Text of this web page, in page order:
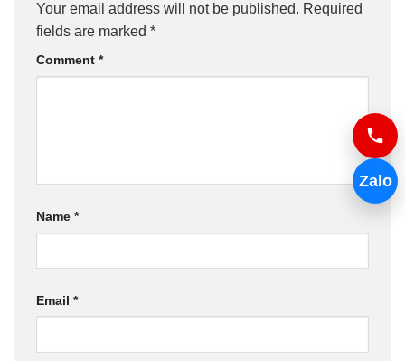
Your email address will not be published. Required
fields are marked *
Comment *
Name *
Email *
Zalo